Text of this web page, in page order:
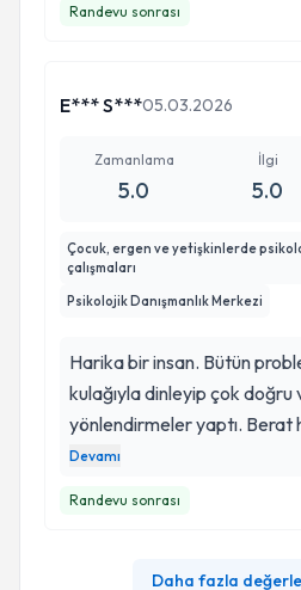
gördüğüm o kabustan
rehberliği için minnettarım.
kabustan uyanmak isteyen
geleceğinin kaçınılmaz
Sevgiler
Randevu sonrası
E*** S***05.03.2026
Zamanlama
5.0
İlgi
5.0
Çocuk, ergen ve yetişkinlerde
çalışmaları
Psikolojik Danışmanlık Merkezi
Harika bir insan. Bütün
kulağıyla dinleyip çok doğru
yönlendirmeler yaptı. Berat
zaman parla psikolojiyi
ediyorum. Teşekkürler
Devamı
Randevu sonrası
Daha fazla